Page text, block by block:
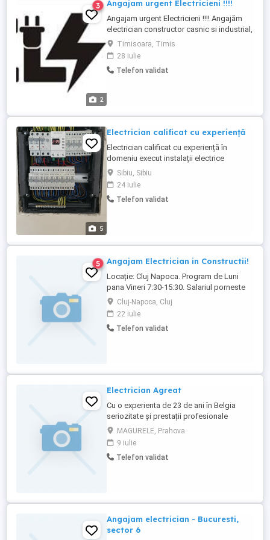
2
3 Angajam urgent Electricieni !!!!
Angajam urgent Electricieni !!!! Angajăm
electrician constructor casnic si industrial,
cu sau fără atestat să se alăture unei
echipe tinere, pe termen lung, cu sanse
reale de evoluție. Compania are proiecte
diverse, care cresc in timp și care ne
Timisoara, Timis
28 iulie
Telefon validat
5
Electrician calificat cu experiență
Electrician calificat cu experiență în
domeniu execut instalații electrice
interioare și exterioare, sisteme de
supraveghere și automatizări electrice.
Sibiu, Sibiu
24 iulie
Telefon validat
5 Angajam Electrician in Constructii!
Locație: Cluj Napoca. Program de Luni
pana Vineri 7:30-15:30. Salariul porneste
de la 4500 NET si se negociaza in functie
de experienta. Prime de sarbatori, Premii
de performanta. Contract pe perioada
nedetrminata. Detalii la:
Cluj-Napoca, Cluj
22 iulie
Telefon validat
Electrician Agreat
Cu o experienta de 23 de ani în Belgia
seriozitate și prestații profesionale
diploma de școală profesionala
MAGURELE, Prahova
9 iulie
Telefon validat
Angajam electrician - Bucuresti,
sector 6